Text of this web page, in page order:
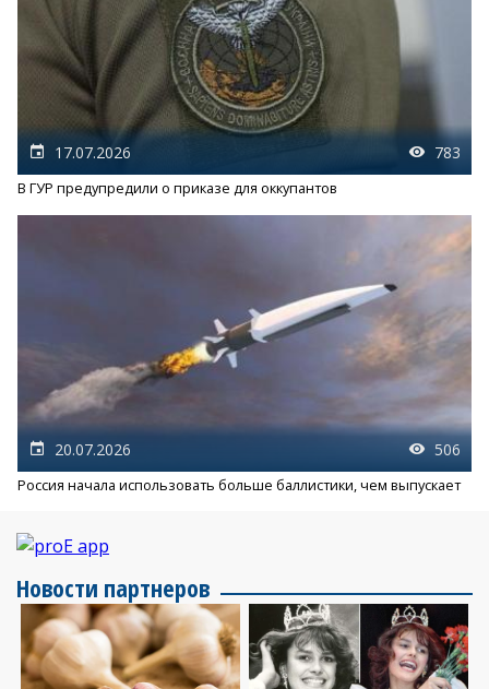
17.07.2026 783
В ГУР предупредили о приказе для оккупантов
20.07.2026 506
Россия начала использовать больше баллистики, чем выпускает
Новости партнеров